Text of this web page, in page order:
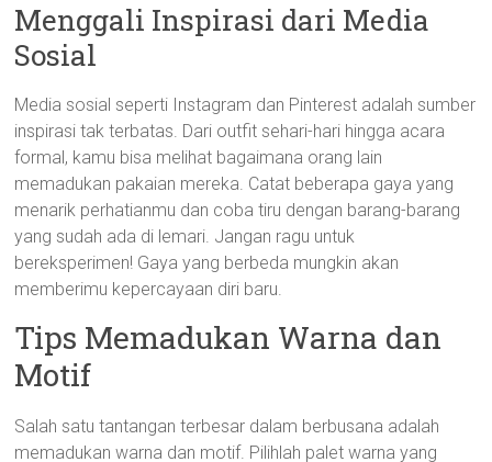
Menggali Inspirasi dari Media
Sosial
Media sosial seperti Instagram dan Pinterest adalah sumber
inspirasi tak terbatas. Dari outfit sehari-hari hingga acara
formal, kamu bisa melihat bagaimana orang lain
memadukan pakaian mereka. Catat beberapa gaya yang
menarik perhatianmu dan coba tiru dengan barang-barang
yang sudah ada di lemari. Jangan ragu untuk
bereksperimen! Gaya yang berbeda mungkin akan
memberimu kepercayaan diri baru.
Tips Memadukan Warna dan
Motif
Salah satu tantangan terbesar dalam berbusana adalah
memadukan warna dan motif. Pilihlah palet warna yang